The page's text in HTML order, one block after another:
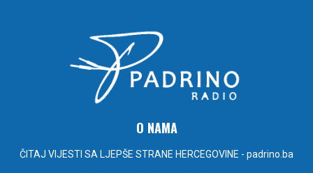
O NAMA
ČITAJ VIJESTI SA LJEPŠE STRANE HERCEGOVINE - padrino.ba